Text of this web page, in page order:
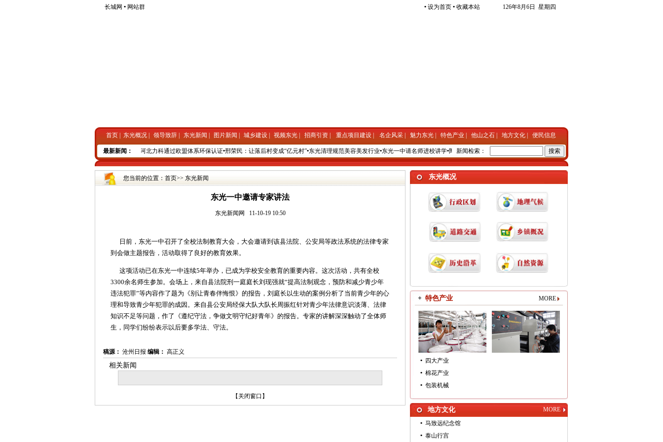
长城网 • 网站群 • 设为首页 • 收藏本站 126年8月6日 星期四
首页 东光概况 领导致辞 东光新闻 图片新闻 城乡建设 视频东光 招商引资| 重点项目建设| 名企风采| 魅力东光| 特色产业 他山之石| 地方文化| 便民信息
最新新闻：
中国首架A380正式投入运营 河北力科通过欧盟体系环保认证•邢荣民：让落后村变成“亿元村”•东光清理规范美容美发行业 •东光一中请名师进校讲学•陶书坡创作毛体书法长卷 东光把残疾人事业列入十大民生工程
新闻检索：
您当前的位置： 首页>> 东光新闻
东光一中邀请专家讲法
东光新闻网 11-10-19 10:50
日前，东光一中召开了全校法制教育大会，大会邀请到该县法院、公安局等政法系统的法律专家
到会做主题报告，活动取得了良好的教育效果。
这项活动已在东光一中连续5年举办，已成为学校安全教育的重要内容。这次活动，共有全校
3300余名师生参加。会场上，来自县法院刑一庭庭长刘现强就“提高法制观念，预防和减少青少年
违法犯罪”等内容作了题为《别让青春伴悔恨》的报告，刘庭长以生动的案例分析了当前青少年的心
理和导致青少年犯罪的成因。来自县公安局经保大队大队长周振红针对青少年法律意识淡薄、法律
知识不足等问题，作了《遵纪守法，争做文明守纪好青年》的报告。专家的讲解深深触动了全体师
生，同学们纷纷表示以后要多学法、守法。
稿源： 沧州日报 编辑： 高正义
相关新闻
【 关闭窗口 】
东光概况
特色产业 MORE
•
四大产业
• 棉花产业
• 包装机械
地方文化
MORE
• 马致远纪念馆
• 泰山行宫